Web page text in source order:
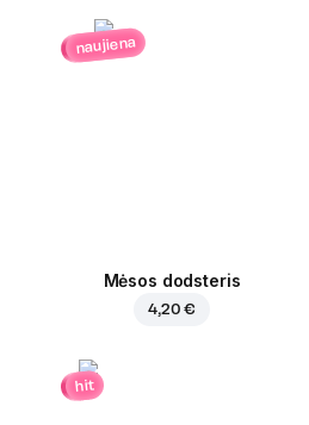
naujiena
Mėsos dodsteris
4,20 €
hit